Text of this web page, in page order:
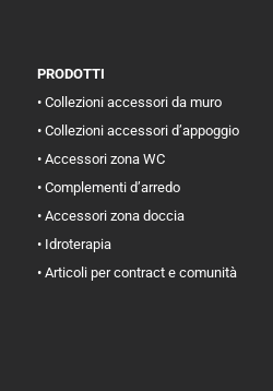
PRODOTTI
• Collezioni accessori da muro
• Collezioni accessori d’appoggio
• Accessori zona WC
• Complementi d’arredo
• Accessori zona doccia
• Idroterapia
• Articoli per contract e comunità